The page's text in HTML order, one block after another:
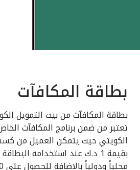
بطاقة المكافآت
بطاقة المكافآت من بيت التمويل
تعتبر من ضمن برنامج المكافآت
بقيمة 1 د.ك عند استخدامه